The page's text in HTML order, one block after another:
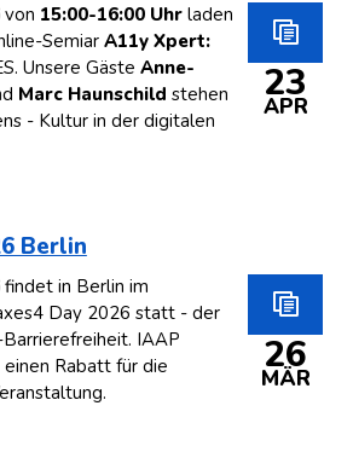
23
APR
von 15:00-16:00 Uhrladen
SemiarA11y Xpert:
Unsere Gäste Anne-
Marc Haunschild stehen
- Kultur in der digitalen
Berlin
26
MÄR
findet in Berlin im
Day 2026 statt - der
IAAP
Rabatt für die